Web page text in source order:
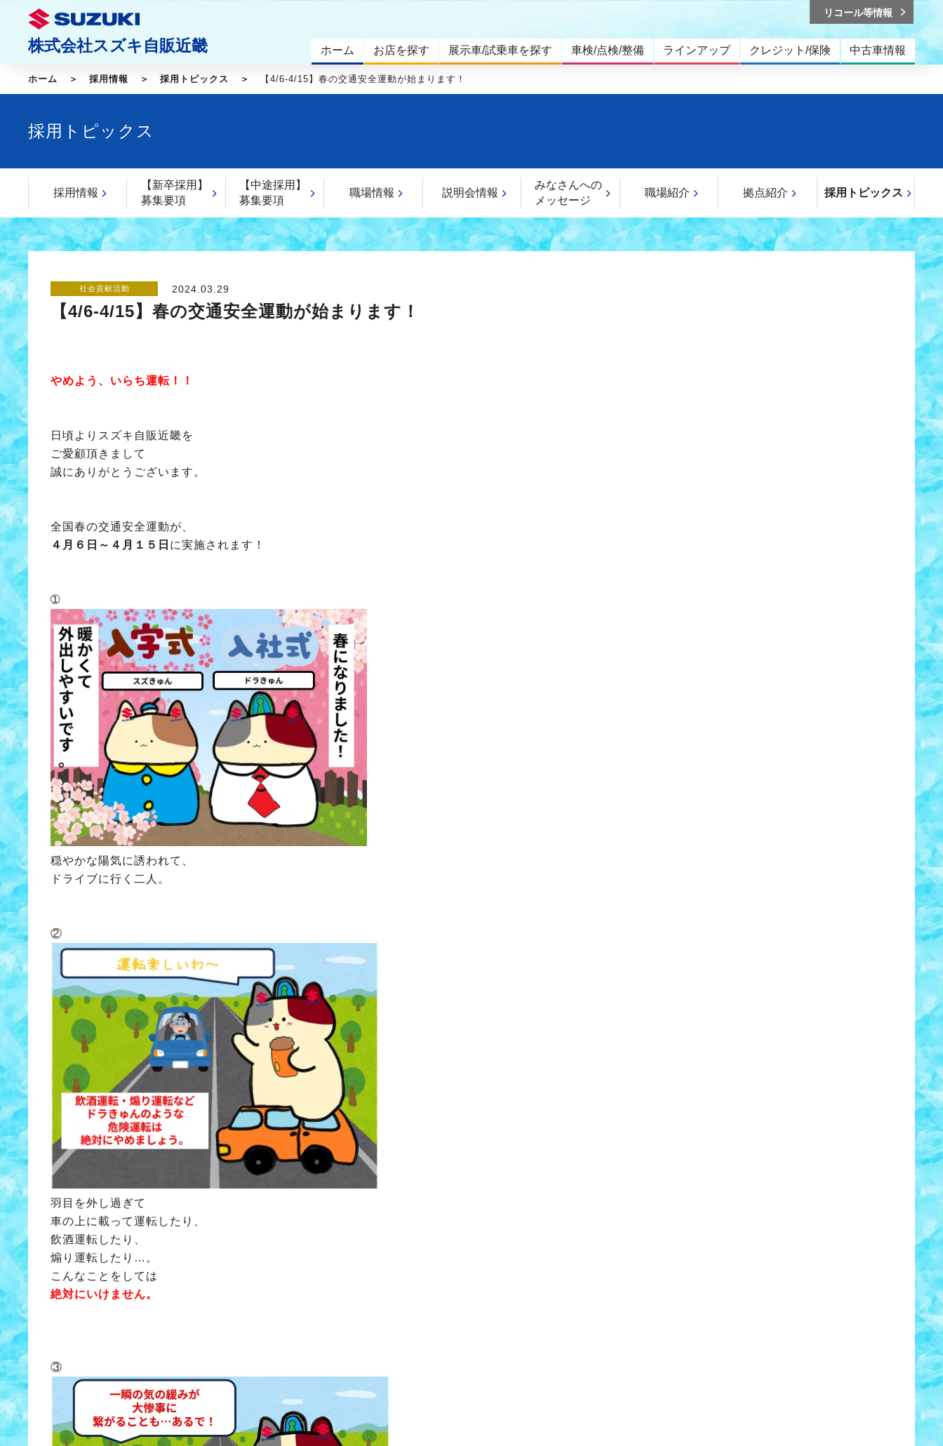
株式会社スズキ自販近畿 ホーム お店を探す 展示車/試乗車を探す 車検/点検/整備 ラインアップ クレジット/保険 中古車情報
リコール等情報
ホーム 採用情報 採用トピックス 【4/6-4/15】春の交通安全運動が始まります！
採用トピックス
採用情報
【新卒採用】
募集要項
【中途採用】
募集要項
職場情報 説明会情報
みなさんへの
メッセージ
職場紹介 拠点紹介 採用トピックス
社会貢献活動 2024.03.29
【4/6-4/15】春の交通安全運動が始まります！
やめよう、いらち運転！！
日頃よりスズキ自販近畿を
ご愛顧頂きまして
誠にありがとうございます。
全国春の交通安全運動が、
４月６日～４月１５日 に実施されます！
➀
穏やかな陽気に誘われて、
ドライブに行く二人。
②
羽目を外し過ぎて
車の上に載って運転したり、
飲酒運転したり、
煽り運転したり…。
こんなことをしては
絶対にいけません。
③